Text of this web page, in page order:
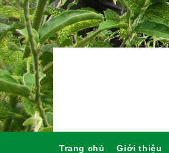
Trang chủ Giới thiệu